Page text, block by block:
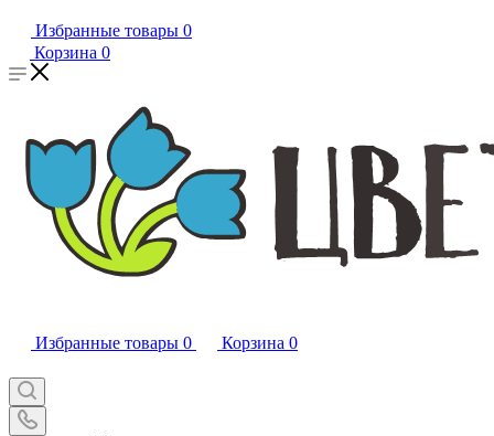
Избранные товары 0
Корзина 0
Избранные товары 0 Корзина 0